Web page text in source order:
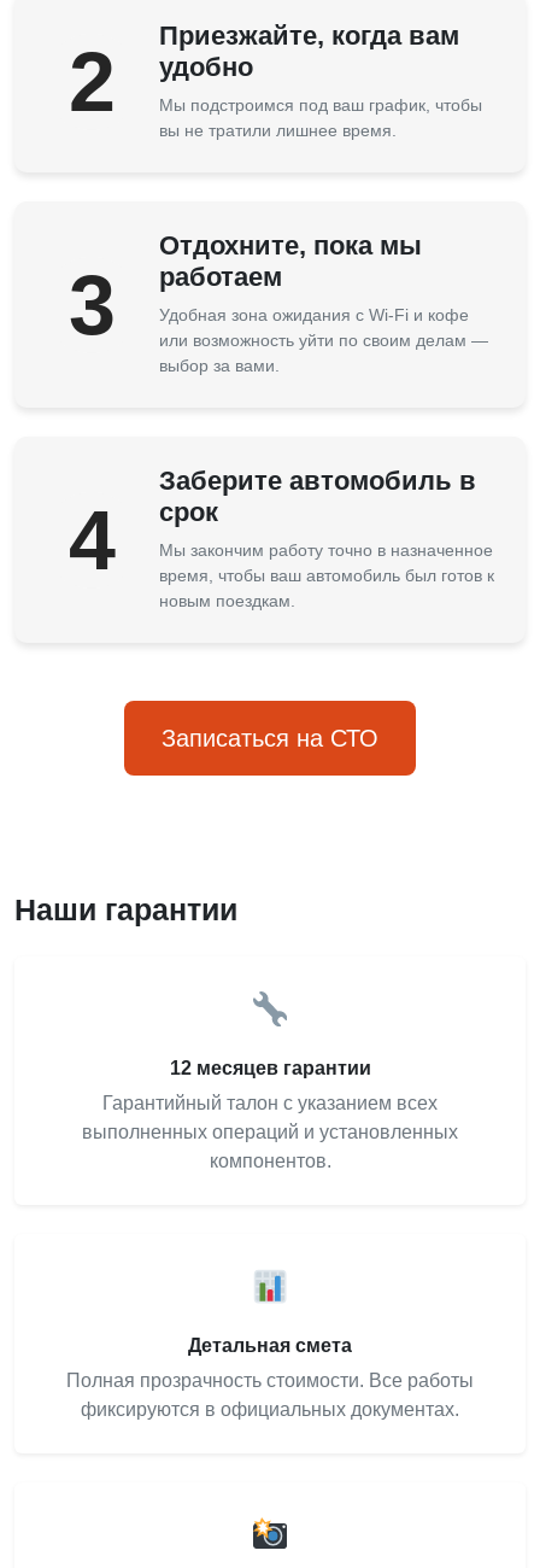
2
Приезжайте, когда вам
удобно
Мы подстроимся под ваш график, чтобы
вы не тратили лишнее время.
3
Отдохните, пока мы
работаем
Удобная зона ожидания с Wi-Fi и кофе
или возможность уйти по своим делам —
выбор за вами.
4
Заберите автомобиль в
срок
Мы закончим работу точно в назначенное
время, чтобы ваш автомобиль был готов к
новым поездкам.
Записаться на СТО
Наши гарантии
12 месяцев гарантии
Гарантийный талон с указанием всех
выполненных операций и установленных
компонентов.
Детальная смета
Полная прозрачность стоимости. Все работы
фиксируются в официальных документах.